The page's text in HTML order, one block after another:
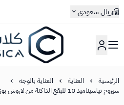
ريال سعودي
كلاسيكا
الرئيسية العناية
العناية بالوجه
سيروم نياسيناميد 10 للبقع الداكنة من لاروش بوزيه - 30 مل